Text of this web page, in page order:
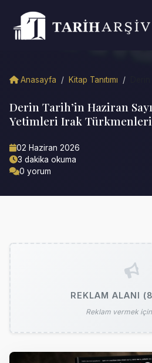
Anasayfa / Kitap Tanıtımı /
Derin Tarih’in Haziran
Yetimleri Irak Türkmenleri
02 Haziran 2026
3 dakika okuma
0 yorum
REKLAM ALANI
Reklam vermek için